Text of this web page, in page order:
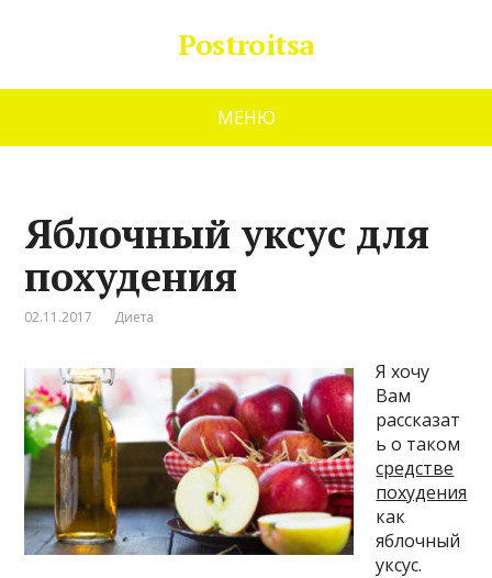
Postroitsa
МЕНЮ
Яблочный уксус для
похудения
02.11.2017 Диета
Я хочу
Вам
рассказат
ь о таком
средстве
похудения
как
яблочный
уксус.